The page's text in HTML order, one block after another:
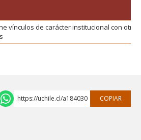
Funcionarias/os
Egresadas/os
vínculos de carácter institucional con
https://uchile.cl/a184030 COPIAR